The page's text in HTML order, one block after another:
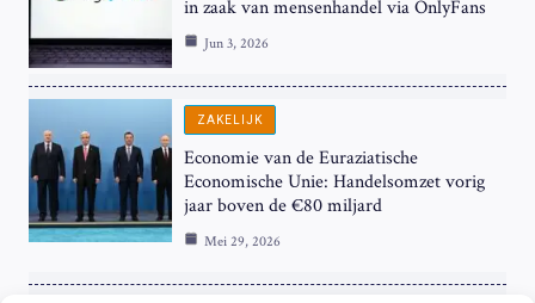
in zaak van mensenhandel via OnlyFans
Jun 3, 2026
ZAKELIJK
Economie van de Euraziatische
Economische Unie: Handelsomzet vorig
jaar boven de €80 miljard
Mei 29, 2026